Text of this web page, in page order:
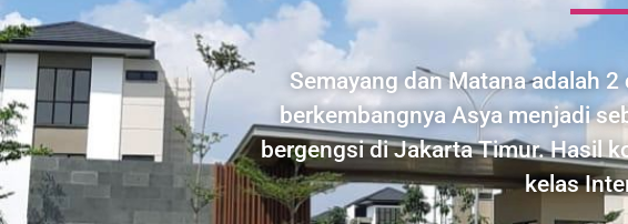
Semayang dan Matana adalah
berkembangnya Asya menjadi
bergengsi di Jakarta Timur. Hasil
kelas